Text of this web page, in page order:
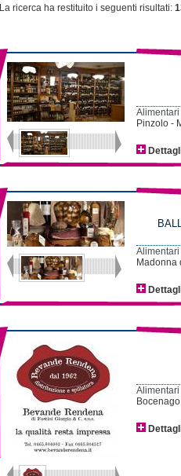
La ricerca ha restituito i seguenti risultati:
Alimentari
Pinzolo -
Alimentari
Madonna
Alimentari